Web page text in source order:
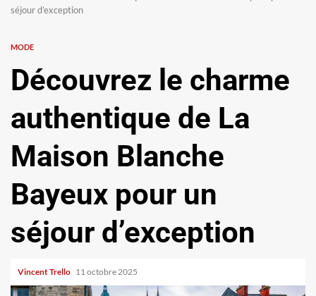
séjour d’exception
MODE
Découvrez le charme
authentique de La
Maison Blanche
Bayeux pour un
séjour d’exception
Vincent Trello 11 octobre 2025